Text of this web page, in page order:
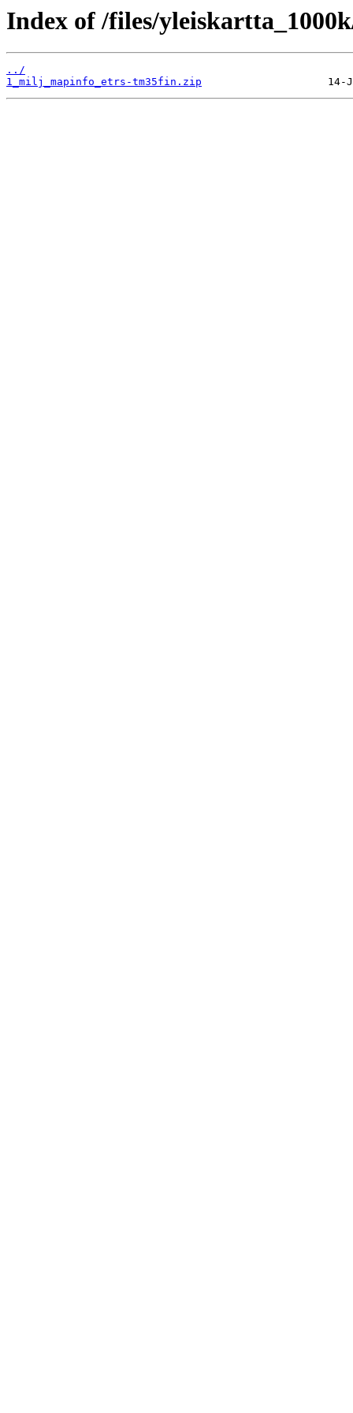
Index of /files/
../
1_milj_mapinfo_etrs-tm35fin.zip